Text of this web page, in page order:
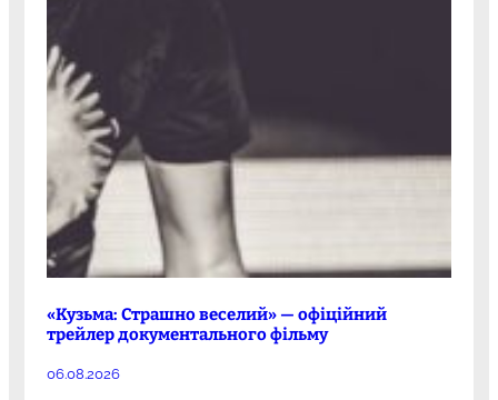
«Кузьма: Страшно веселий» — офіційний
трейлер документального фільму
06.08.2026